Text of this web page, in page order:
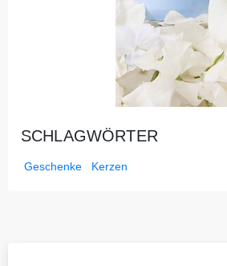
SCHLAGWÖRTER
Geschenke Kerzen